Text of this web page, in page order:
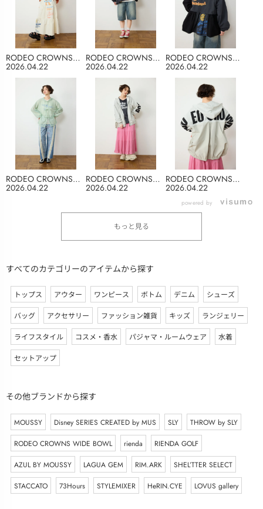
2026.04.22
RODEO CROWNS
WIDE BOWL 2026.04.22
RODEO CROWNS
WIDE BOWL 2026.04.22
RODEO CROWNS
WIDE BOWL
2026.04.22
RODEO CROWNS
WIDE BOWL 2026.04.22
RODEO CROWNS
WIDE BOWL 2026.04.22
RODEO CROWNS
WIDE BOWL
powered by
もっと見る
すべてのカテゴリーのアイテムから探す
トップス アウター ワンピース ボトム デニム
シューズ
バッグ
アクセサリー ファッション雑貨 キッズ
ランジェリー
ライフスタイル
コスメ・香水 パジャマ・ルームウェア
水着
セットアップ
その他ブランドから探す
MOUSSY Disney SERIES CREATED by MUS SLY
THROW by SLY
RODEO CROWNS WIDE BOWL
rienda
RIENDA GOLF
AZUL BY MOUSSY
LAGUA GEM RIM.ARK
SHEL’TTER SELECT
STACCATO
73Hours STYLEMIXER HeRIN.CYE LOVUS gallery